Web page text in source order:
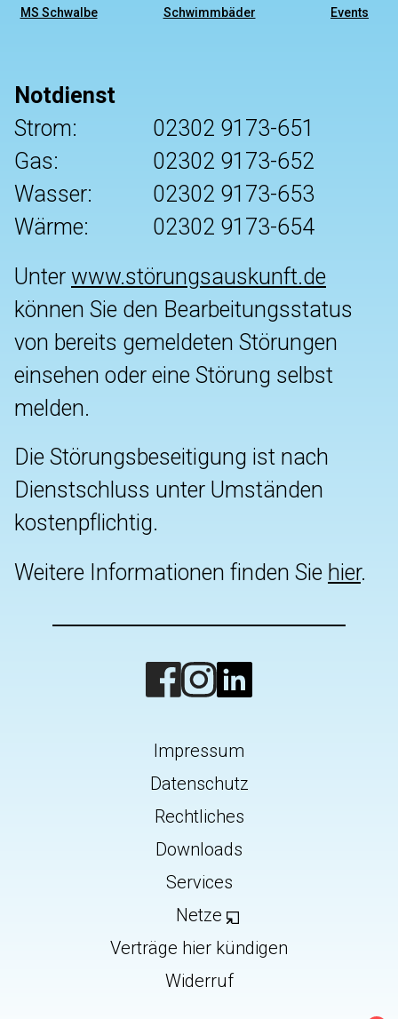
MS Schwalbe Schwimmbäder Events
Notdienst
Strom:
02302 9173-651
Gas:
02302 9173-652
Wasser:
02302 9173-653
Wärme:
02302 9173-654
Unter www.störungsauskunft.de
können Sie den Bearbeitungsstatus
von bereits gemeldeten Störungen
einsehen oder eine Störung selbst
melden.
Die Störungsbeseitigung ist nach
Dienstschluss unter Umständen
kostenpflichtig.
Weitere Informationen finden Sie hier.
Impressum
Datenschutz
Rechtliches
Downloads
Services
Netze
Verträge hier kündigen
Widerruf